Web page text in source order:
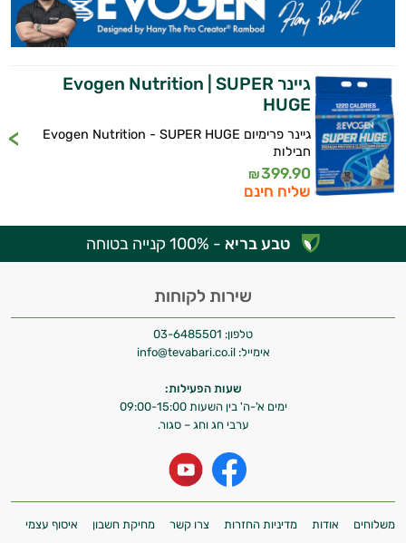
גיינר Evogen Nutrition | SUPER
HUGE
גיינר פרימיום Evogen Nutrition - SUPER HUGE
חבילות
399.90
₪
שליח חינם
טבע בריא - 100% קנייה בטוחה
שירות לקוחות
טלפון: 03-6485501
אימייל: info@tevabari.co.il
שעות הפעילות:
ימים א'-ה' בין השעות 09:00-15:00
ערבי חג וחג – סגור.
משלוחים אודות מדיניות החזרות צרו קשר מחיקת חשבון איסוף עצמי
היי,
אני יועץ הבריאות האישי AI של טבע בריא.
התשובות שלי מבוססות על מאגרי מידע קליניים
ותזונת הספורט.
התזונה ומוצרי הבריאות המדויקים למטרות
ולמצב הגופני שלך, ולהסביר לך אילו רכיבים
עובדים יחד כדי למקסם תוצאות גם בחיי היום
יום וגם בתחום הכושר והספורט.
המטרה שלי היא להתאים עבורך המלצות
אישיות מבוססות מדעית.
זה הזמן להתחיל. איך אוכל לעזור?